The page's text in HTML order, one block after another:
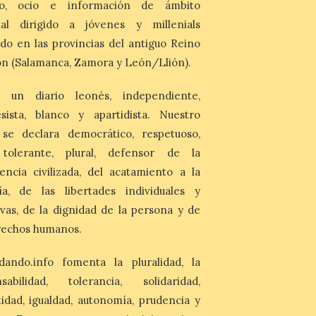
lanza un visor web para
localizar y disfrutar del
eclipse solar del 12 de
agosto con seguridad
7 Ago 2026
Se trata de un visor web
posición exacta del Sol y
así localizar el lugar ideal
para observar el eclipse
solar del 12 de agosto de 2026 sin
obstáculos. El visor es una herramienta a
la […]
Paradores renueva su
compromiso con La Vuelta
7 Ago 2026
La cadena hotelera pública
volverá a estar presente
ocio e información de ámbito
dirigido a jóvenes y millenials
en las provincias del antiguo Reino
(Salamanca, Zamora y León/Llión).
un diario leonés, independiente,
blanco y apartidista. Nuestro
declara democrático, respetuoso,
tolerante, plural, defensor de la
civilizada, del acatamiento a la
de las libertades individuales y
de la dignidad de la persona y de
humanos.
fomenta la pluralidad, la
tolerancia, solidaridad,
igualdad, autonomía, prudencia y